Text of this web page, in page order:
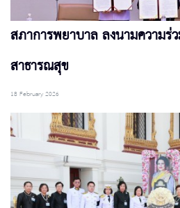
สภาการพยาบาล ลงนามความร่
สาธารณสุข
18 February 2026